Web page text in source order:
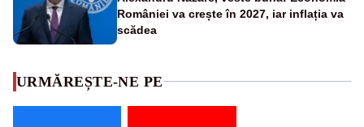
României va crește în 2027, iar inflația va
scădea
URMĂREȘTE-NE PE